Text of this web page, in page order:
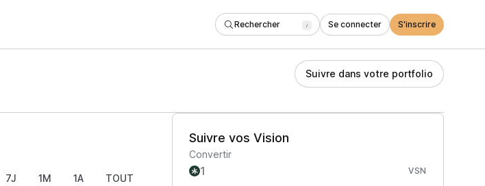
Rechercher / Se connecter S'inscrire
Suivre dans votre portfolio
7J 1M 1A TOUT
Suivre vos Vision
Convertir
VSN